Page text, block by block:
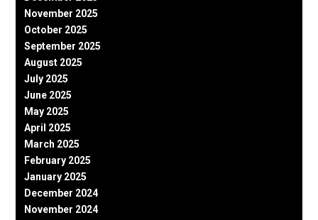
November 2025
October 2025
September 2025
August 2025
July 2025
June 2025
May 2025
April 2025
March 2025
February 2025
January 2025
December 2024
November 2024